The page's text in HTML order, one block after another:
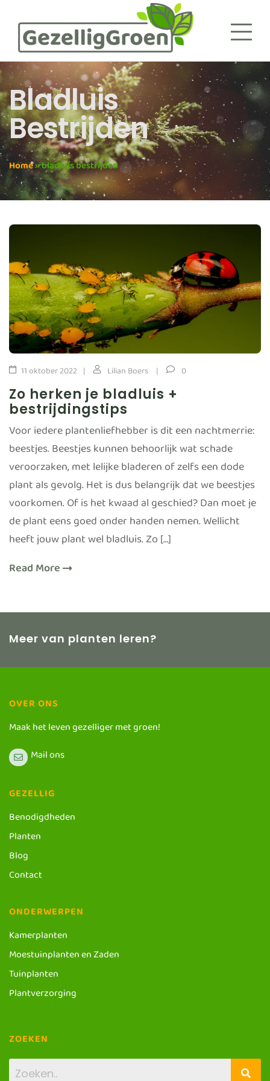
Bladluis
Bestrijden
Home»bladluis bestrijden
11 oktober 2022 Lilian Boers 0
Zo herken je bladluis +
bestrijdingstips
Voor iedere plantenliefhebber is dit een nachtmerrie:
beestjes. Beestjes kunnen behoorlijk wat schade
veroorzaken, met lelijke bladeren of zelfs een dode
plant als gevolg. Het is dus belangrijk dat we beestjes
voorkomen. Of is het kwaad al geschied? Dan moet je
de plant eens goed onder handen nemen. Wellicht
heeft jouw plant wel bladluis. Zo […]
Read More
Meer van planten leren?
OVER ONS
Maak het leven gezelliger met groen!
Mail ons
GEZELLIG
Benodigdheden
Planten
Blog
Contact
ONDERWERPEN
Kamerplanten
Moestuinplanten en Zaden
Tuinplanten
Plantverzorging
ZOEKEN